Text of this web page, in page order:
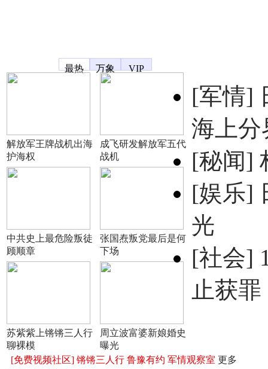
最热
万象 VIP
解放军王牌战机出海
护海权
成飞研发解放军五代
战机
中共史上最危险叛徒
顾顺章
张国焘叛党最后是何
下场
苏紫紫上锵锵三人行
聊裸模
周立波富婆新娘婚史
曝光
[军情]
海上分
[秘闻]
[娱乐]
光
[社会]
止获罪
[免费视频社区] 锵锵三人行 鲁豫有约 军情观察室 更多